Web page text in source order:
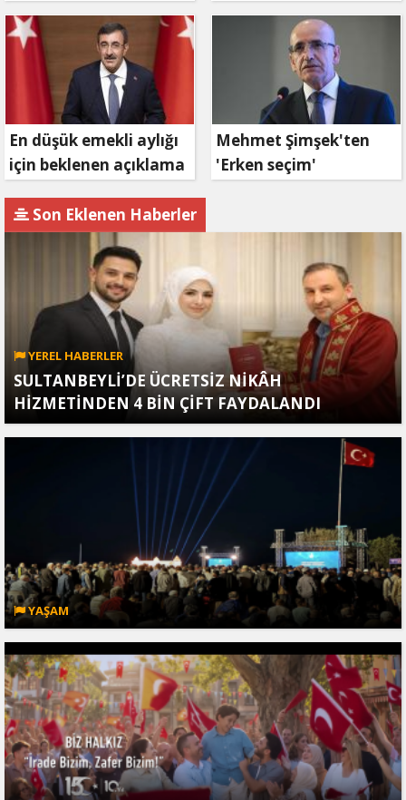
müjdesi: 6 ay geri
ödemesiz, 36 ay vadeli
En düşük emekli aylığı
için beklenen açıklama
Mehmet Şimşek'ten
'Erken seçim'
Son Eklenen Haberler
YEREL HABERLER
SULTANBEYLİ’DE ÜCRETSİZ NİKÂH
HİZMETİNDEN 4 BİN ÇİFT FAYDALANDI
YAŞAM